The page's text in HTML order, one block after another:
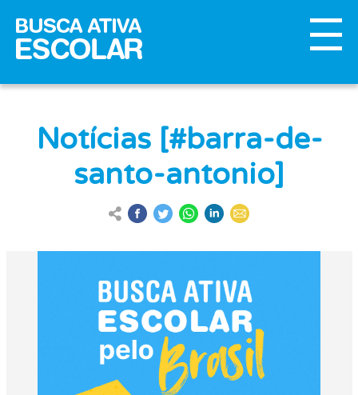
Notícias [#barra-de-
santo-antonio]